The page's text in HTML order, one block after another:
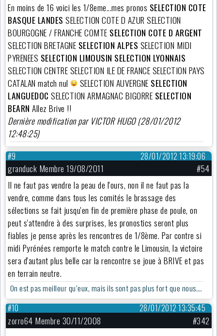
En moins de 16 voici les 1/8eme...mes pronos SELECTION COTE
BASQUE LANDES SELECTION COTE D AZUR SELECTION
BOURGOGNE / FRANCHE COMTE SELECTION COTE D ARGENT
SELECTION BRETAGNE SELECTION ALPES SELECTION MIDI
PYRENEES SELECTION LIMOUSIN SELECTION LYONNAIS
SELECTION CENTRE SELECTION ILE DE FRANCE SELECTION PAYS
CATALAN match nul
SELECTION AUVERGNE SELECTION
LANGUEDOCSELECTION ARMAGNAC BIGORRE SELECTION
BEARN Allez Brive !!
Dernière modification par VICTOR HUGO (28/01/2012
12:48:25)
28/01/2012 13:19:06
#9
granduck Membre 19/08/2011
#54
Il ne faut pas vendre la peau de l'ours, non il ne faut pas la
vendre, comme dans tous les comités le brassage des
sélections se fait jusqu'en fin de première phase de poule, on
peut s'attendre à des surprises, les pronostics seront plus
fiables je pense après les rencontres de 1/8ème. Par contre si
midi Pyrénées remporte le match contre le Limousin, la victoire
sera d'autant plus belle car la rencontre se joue à BRIVE et pas
en terrain neutre.
On est pas meilleur qu’eux, mais ils sont pas plus fort que nous….
28/01/2012 13:35:45
#10
zorro64 Membre 30/11/2008 #342